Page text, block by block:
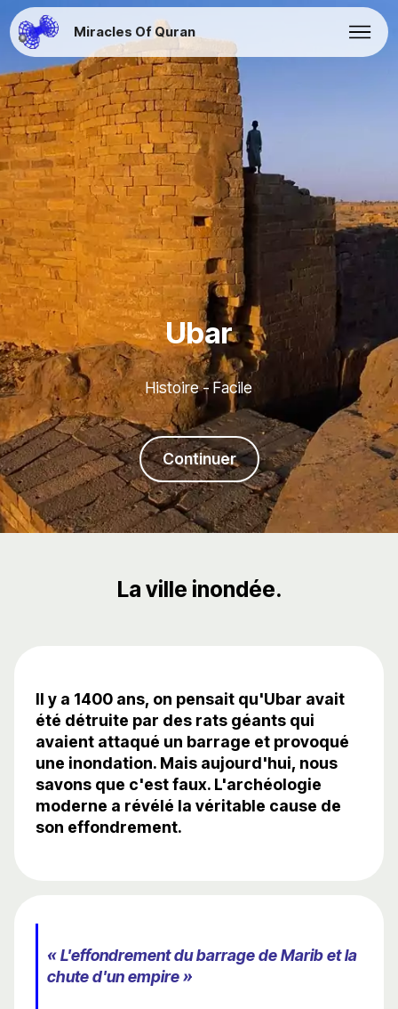
Miracles Of Quran
Ubar
Histoire - Facile
Continuer
La ville inondée.
Il y a 1400 ans, on pensait qu'Ubar avait
été détruite par des rats géants qui
avaient attaqué un barrage et provoqué
une inondation. Mais aujourd'hui, nous
savons que c'est faux. L'archéologie
moderne a révélé la véritable cause de
son effondrement.
« L'effondrement du barrage de Marib et la
chute d'un empire »